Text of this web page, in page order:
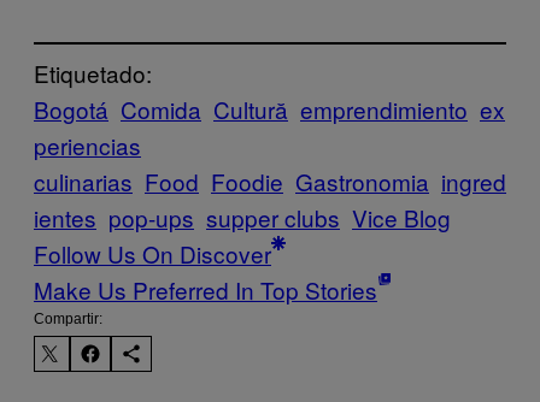
Etiquetado:
Bogotá Comida Cultură emprendimiento ex
periencias
culinarias Food Foodie Gastronomia ingred
ientes pop-ups supper clubs Vice Blog
Follow Us On Discover
Make Us Preferred In Top Stories
Compartir: